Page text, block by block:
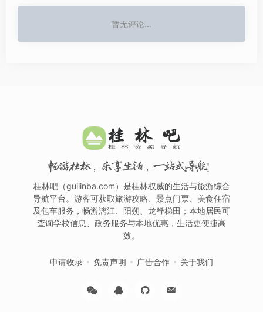
暂无评论...
畅游桂林，乐享生活，一站式导航！
桂林吧（guilinba.com）是桂林权威的生活与旅游综合
导航平台。游客可获取旅游攻略、景点门票、美食住宿
及包车服务，畅游漓江、阳朔、龙脊梯田；本地居民可
查询学校信息、政务服务与本地优惠，生活更便捷高
效。
申请收录 免责声明 广告合作 关于我们